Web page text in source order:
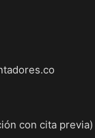
con cita previa)